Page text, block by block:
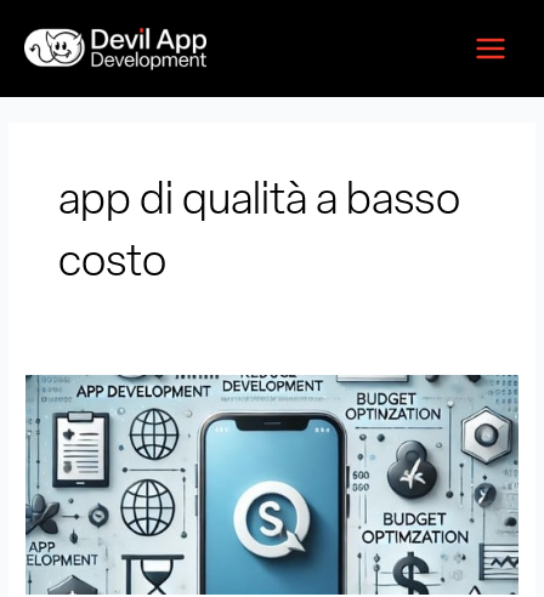
contenuto
app di qualità a basso
costo
Come
ridurre
i
costi
di
sviluppo
di
un’app